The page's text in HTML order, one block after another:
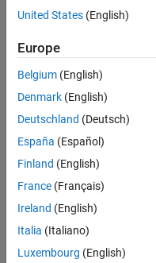
Result Information
See Also
A missing final step
non-secure.
Perform a final step to
message digest context
context.
Examples
expand all
United States (English)
Europe
Belgium (English)
Denmark (English)
Deutschland (Deutsch)
España (Español)
Finland (English)
France (Français)
Ireland (English)
Italia (Italiano)
Luxembourg (English)